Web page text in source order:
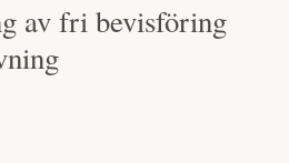
av fri bevisföring